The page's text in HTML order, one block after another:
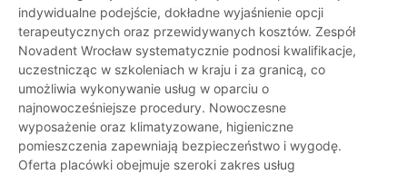
indywidualne podejście, dokładne wyjaśnienie opcji
terapeutycznych oraz przewidywanych kosztów. Zespół
Novadent Wrocław systematycznie podnosi kwalifikacje,
uczestnicząc w szkoleniach w kraju i za granicą, co
umożliwia wykonywanie usług w oparciu o
najnowocześniejsze procedury. Nowoczesne
wyposażenie oraz klimatyzowane, higieniczne
pomieszczenia zapewniają bezpieczeństwo i wygodę.
Oferta placówki obejmuje szeroki zakres usług